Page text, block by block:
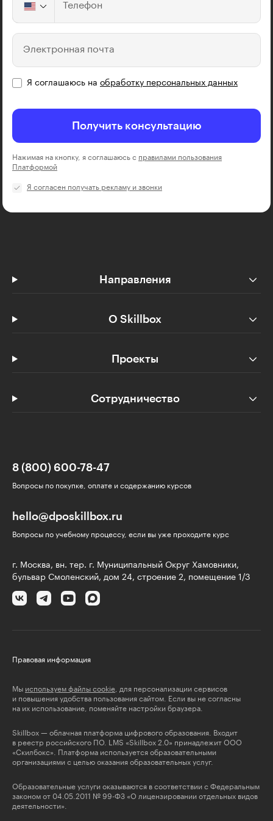
Телефон
Электронная почта
Я соглашаюсь на обработку персональных данных
Получить консультацию
Нажимая на кнопку, я соглашаюсь с правилами пользования
Платформой
Я согласен получать рекламу и звонки
Направления
О Skillbox
Проекты
Сотрудничество
8 (800) 600-78-47
Вопросы по покупке, оплате и содержанию курсов
hello@dposkillbox.ru
Вопросы по учебному процессу, если вы уже проходите курс
г. Москва, вн. тер. г. Муниципальный Округ Хамовники,
бульвар Смоленский, дом 24, строение 2, помещение 1/3
Правовая информация
Мы используем файлы cookie , для персонализации сервисов
и повышения удобства пользования сайтом. Если вы не согласны
на их использование, поменяйте настройки браузера.
Skillbox — облачная платформа цифрового образования. Входит
в реестр российского ПО. LMS «Skillbox 2.0» принадлежит ООО
«Скилбокс». Платформа используется образовательными
организациями с целью оказания образовательных услуг.
Образовательные услуги оказываются в соответствии с Федеральным
законом от 04.05.2011 № 99-ФЗ «О лицензировании отдельных видов
деятельности».